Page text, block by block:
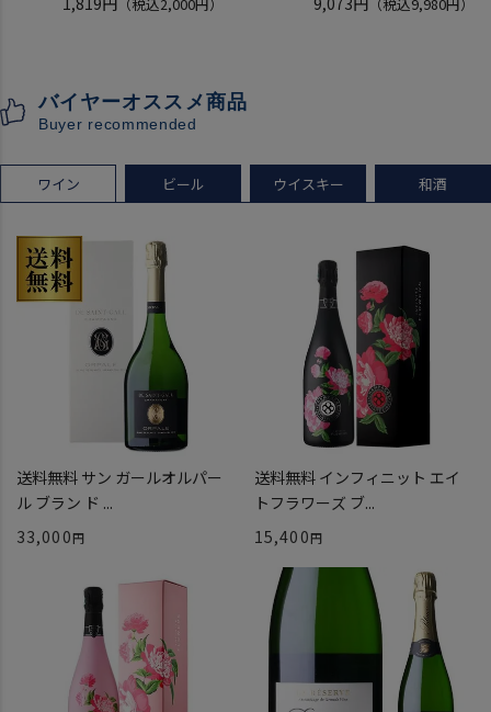
バイヤーオススメ商品
Buyer recommended
ワイン ビール ウイスキー 和酒
送料無料 サン ガールオルパー
ル ブラン ド ...
33,000
送料無料 インフィニット エイ
トフラワーズ ブ...
15,400